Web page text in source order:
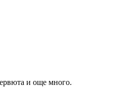
и още много.